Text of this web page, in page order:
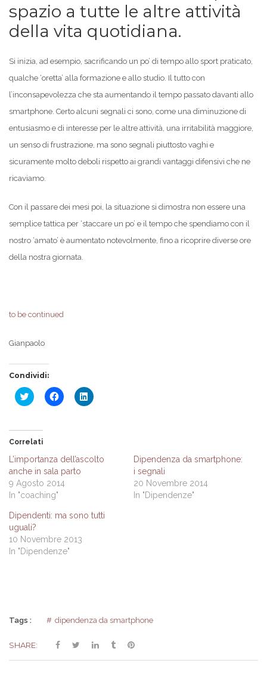
spazio a tutte le altre attività
della vita quotidiana.
Si inizia, ad esempio, sacrificando un po’ di tempo allo sport praticato,
qualche ‘oretta’ alla formazione e allo studio. Il tutto con
l’inconsapevolezza che sta aumentando il tempo passato davanti allo
smartphone. Certo alcuni segnali ci sono, come una diminuzione di
entusiasmo e di interesse per le altre attività, una irritabilità maggiore,
un senso di frustrazione, ma sono segnali piuttosto vaghi e
sicuramente molto deboli rispetto ai grandi vantaggi difensivi che ne
ricaviamo.
Con il passare dei mesi poi, la situazione si dimostra non essere una
semplice tattica per ‘staccare un po’ e il tempo che spendiamo con il
nostro ‘amato’ è aumentato notevolmente, fino a ricoprire diverse ore
della nostra giornata.
to be continued
Gianpaolo
Condividi:
Fai
clic
su
Twitter
apre
in
una
nuova
finestra)
Fai
clic
in
una
nuova
finestra)
Fai
clic
apre
in
Correlati
L’importanza dell’ascolto
anche in sala parto
9 Agosto 2014
In "coaching"
Dipendenza da smartphone:
i segnali
20 Novembre 2014
In "Dipendenze"
Dipendenti: ma sono tutti
uguali?
10 Novembre 2013
In "Dipendenze"
Tags : dipendenza da smartphone
SHARE: